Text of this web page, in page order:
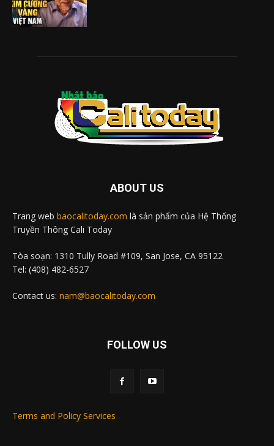
ABOUT US
Trang web baocalitoday.com là sản phẩm của Hệ Thống
Truyền Thông Cali Today
Tòa soạn: 1310 Tully Road #109, San Jose, CA 95122
Tel: (408) 482-6527
Contact us: nam@baocalitoday.com
FOLLOW US
Terms and Policy Services